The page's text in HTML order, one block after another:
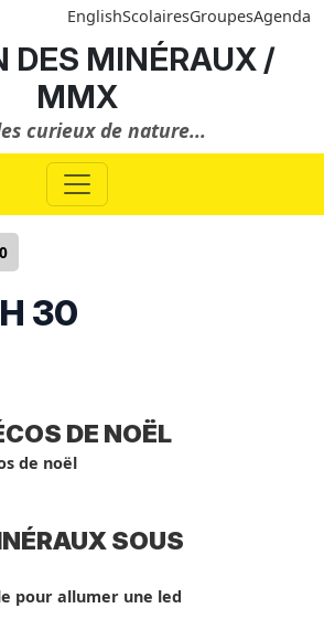
EnglishScolairesGroupesAgenda
DES MINÉRAUX /
MMX
curieux de nature...
H 30
DE NOËL
de noël
SOUS
pour allumer une led